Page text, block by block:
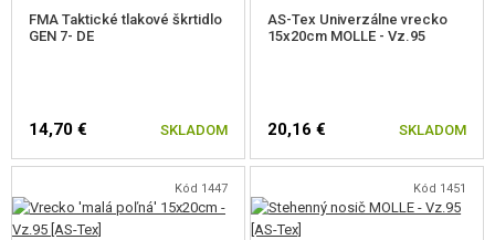
zatkány s odstupom 5-8 mm tučnejšia osnovné alebo aj útkové nite, tovar
tak dostáva členitou štruktúru. Použitý materiál je od rovnakého výrobca, a
FMA Taktické tlakové škrtidlo
GEN 7- DE
14,70 € SKLADOM
AS-Tex Univerzálne vrecko
15x20cm MOLLE - Vz.95
20,16 € SKLADOM
Kód 1447 Kód 1451